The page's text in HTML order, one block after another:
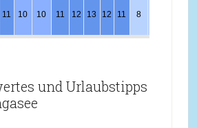
11 10 10 11 12 13 12 11 8
und Urlaubstipps